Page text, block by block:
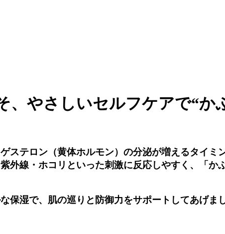
、やさしいセルフケアで“か
ステロン（黄体ホルモン）の分泌が増えるタイ
外線・ホコリといった刺激に反応しやすく、「か
保湿で、肌の巡りと防御力をサポートしてあげまし